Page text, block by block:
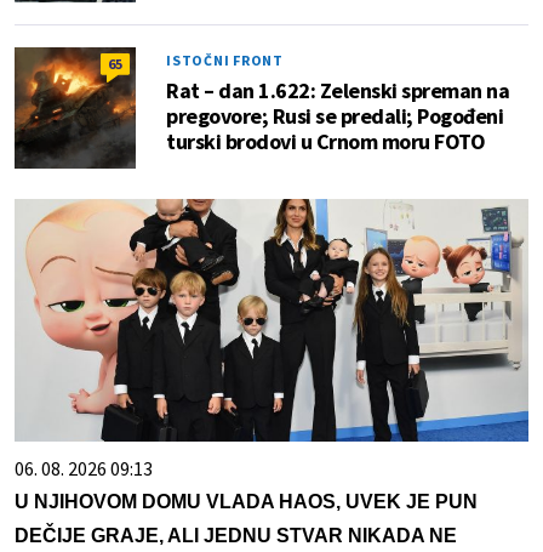
65 ISTOČNI FRONT
Rat – dan 1.622: Zelenski spreman na
pregovore; Rusi se predali; Pogođeni
turski brodovi u Crnom moru FOTO
06. 08. 2026 09:13
U NJIHOVOM DOMU VLADA HAOS, UVEK JE PUN
DEČIJE GRAJE, ALI JEDNU STVAR NIKADA NE